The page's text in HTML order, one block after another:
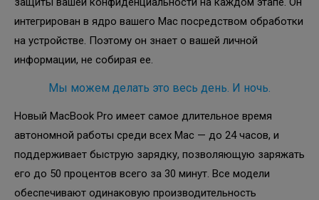
интегрирован в ядро ​​вашего Mac посредством обработки
на устройстве. Поэтому он знает о вашей личной
информации, не собирая ее.
Мы можем делать это весь день. И ночь.
Новый MacBook Pro имеет самое длительное время
автономной работы среди всех Mac — до 24 часов, и
поддерживает быструю зарядку, позволяющую заряжать
его до 50 процентов всего за 30 минут. Все модели
обеспечивают одинаковую производительность